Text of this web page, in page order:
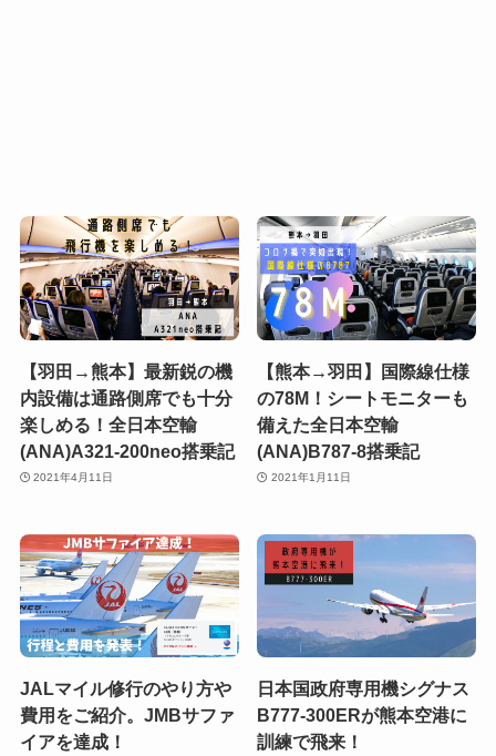
【羽田→熊本】最新鋭の機
内設備は通路側席でも十分
楽しめる！全日本空輸
(ANA)A321-200neo搭乗記
2021年4月11日
【熊本→羽田】国際線仕様
の78M！シートモニターも
備えた全日本空輸
(ANA)B787-8搭乗記
2021年1月11日
JALマイル修行のやり方や
費用をご紹介。JMBサファ
イアを達成！
日本国政府専用機シグナス
B777-300ERが熊本空港に
訓練で飛来！